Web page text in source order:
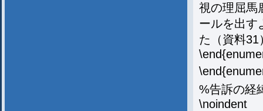
視の理屈馬
ールを出す
た（資料31
%告訴
\noindent